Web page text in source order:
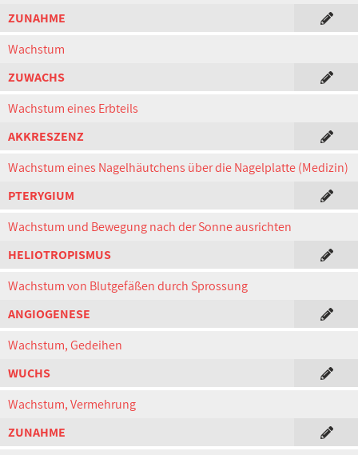
ZUNAHME
Wachstum
ZUWACHS
Wachstum eines Erbteils
AKKRESZENZ
Wachstum eines Nagelhäutchens über die Nagelplatte (Medizin)
PTERYGIUM
Wachstum und Bewegung nach der Sonne ausrichten
HELIOTROPISMUS
Wachstum von Blutgefäßen durch Sprossung
ANGIOGENESE
Wachstum, Gedeihen
WUCHS
Wachstum, Vermehrung
ZUNAHME